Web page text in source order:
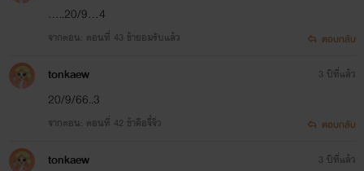
.....20/9...4
จากตอน: ตอนที่ 43 ข้ายอมรับแล้ว ตอบกลับ
tonkaew
20/9/66..3
จากตอน: ตอนที่ 42 ข้าคือจี้จิ่ว
3 ปีที่แล้ว
ตอบกลับ
tonkaew 3 ปีที่แล้ว